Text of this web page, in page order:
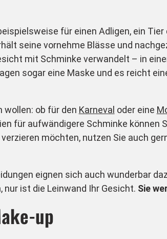
für einen Adligen, ein
seine vornehme Blässe und
mit Schminke verwandelt – in
sogar eine Maske und es reicht
wollen: ob für den Karneval oder eine
für aufwändigere Schminke können
möchten, nutzen Sie auch
eignen sich auch wunderbar
nur ist die Leinwand Ihr Gesicht. Sie
up